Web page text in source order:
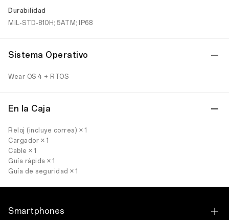
Durabilidad
MIL-STD-810H; 5ATM; IP68
Sistema Operativo
Wear OS 4 + RTOS
En la Caja
Reloj (incluye correa) × 1
Cargador × 1
Cable × 1
Guía rápida × 1
Guía de seguridad × 1
Smartphones